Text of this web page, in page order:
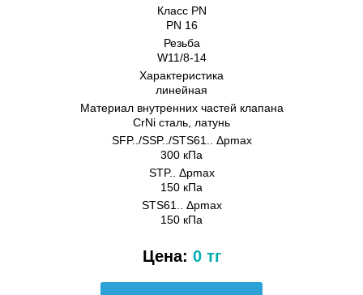
Класс PN
PN 16
Резьба
W11/8-14
Характеристика
линейная
Материал внутренних частeй клапана
CrNi сталь, латунь
SFP../SSP../STS61.. Δpmax
300 кПа
STP.. Δpmax
150 кПа
STS61.. Δpmax
150 кПа
Цена: 0 тг